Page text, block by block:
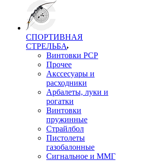
СПОРТИВНАЯ
СТРЕЛЬБА
Винтовки PCP
Прочее
Акссесуары и
расходники
Арбалеты, луки и
рогатки
Винтовки
пружинные
Страйлбол
Пистолеты
газобалонные
Сигнальное и ММГ